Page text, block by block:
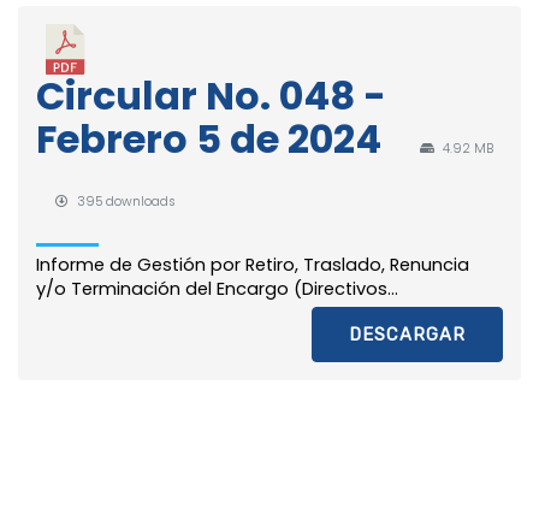
Circular No. 048 -
Febrero 5 de 2024
4.92 MB
395 downloads
Informe de Gestión por Retiro, Traslado, Renuncia
y/o Terminación del Encargo (Directivos...
DESCARGAR